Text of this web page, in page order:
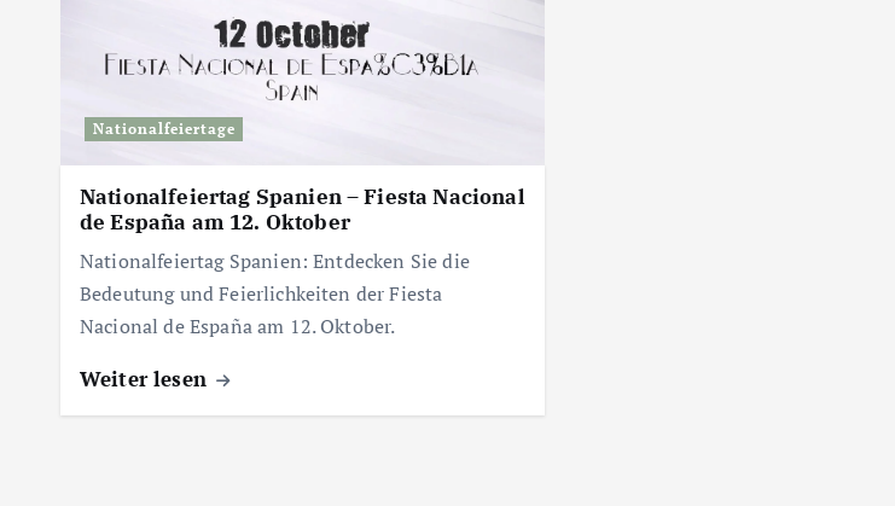
Nationalfeiertage
Nationalfeiertag Spanien – Fiesta Nacional
de España am 12. Oktober
Nationalfeiertag Spanien: Entdecken Sie die
Bedeutung und Feierlichkeiten der Fiesta
Nacional de España am 12. Oktober.
Weiter lesen